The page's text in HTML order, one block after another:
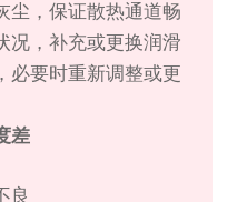
尘，保证散热通道畅
况，补充或更换润滑
必要时重新调整或更
差
良